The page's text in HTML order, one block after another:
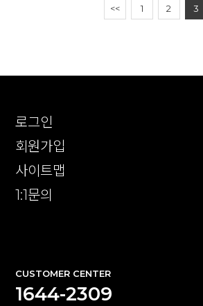
<< 1 2 3
로그인
회원가입
사이트맵
1:1문의
CUSTOMER CENTER
1644-2309